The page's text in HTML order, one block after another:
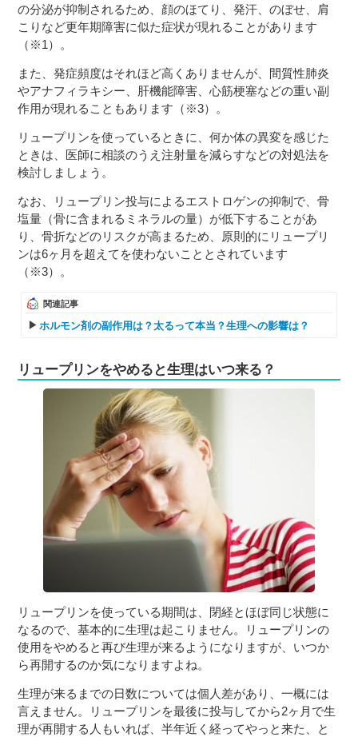
の分泌が抑制されるため、顔のほてり、発汗、のぼせ、肩
こりなど更年期障害に似た症状が現れることがあります
（※1）。
また、発症頻度はそれほど高くありませんが、間質性肺炎
やアナフィラキシー、肝機能障害、心筋梗塞などの重い副
作用が現れることもあります（※3）。
リュープリンを使っているときに、何か体の異変を感じた
ときは、医師に相談のうえ注射量を減らすなどの対処法を
検討しましょう。
なお、リュープリン投与によるエストロゲンの抑制で、骨
塩量（骨に含まれるミネラルの量）が低下することがあ
り、骨折などのリスクが高まるため、原則的にリュープリ
ンは6ヶ月を超えてを使わないこととされています
（※3）。
関連記事
ホルモン剤の副作用は？太るって本当？生理への影響は？
リュープリンをやめると生理はいつ来る？
リュープリンを使っている期間は、閉経とほぼ同じ状態に
なるので、基本的に生理は起こりません。リュープリンの
使用をやめると再び生理が来るようになりますが、いつか
ら再開するのか気になりますよね。
生理が来るまでの日数については個人差があり、一概には
言えません。リュープリンを最後に投与してから2ヶ月で生
理が再開する人もいれば、半年近く経ってやっと来た、と